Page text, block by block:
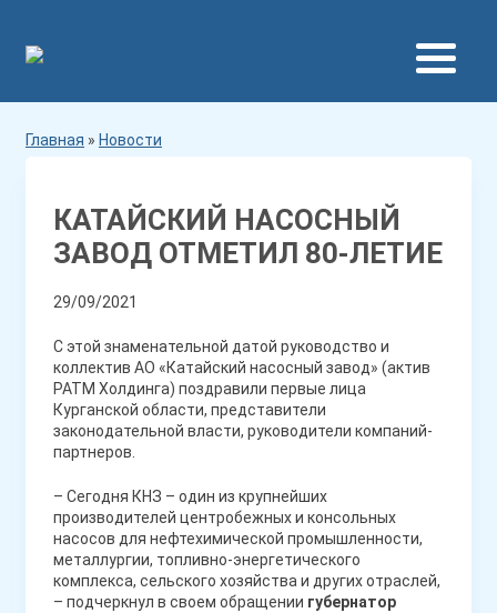
Главная » Новости
КАТАЙСКИЙ НАСОСНЫЙ
ЗАВОД ОТМЕТИЛ 80-ЛЕТИЕ
29/09/2021
С этой знаменательной датой руководство и
коллектив АО «Катайский насосный завод» (актив
РАТМ Холдинга) поздравили первые лица
Курганской области, представители
законодательной власти, руководители компаний-
партнеров.
– Сегодня КНЗ – один из крупнейших
производителей центробежных и консольных
насосов для нефтехимической промышленности,
металлургии, топливно-энергетического
комплекса, сельского хозяйства и других отраслей,
– подчеркнул в своем обращении губернатор